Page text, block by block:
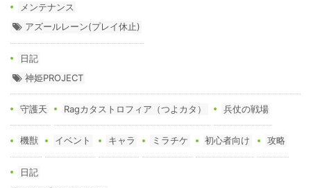
メンテナンス
アズールレーン(プレイ休止)
日記
神姫PROJECT
守護天 Ragカタストロフィア（つよカタ） 兵仗の戦場
機獣 イベント キャラ ミラチケ 初心者向け 攻略
日記